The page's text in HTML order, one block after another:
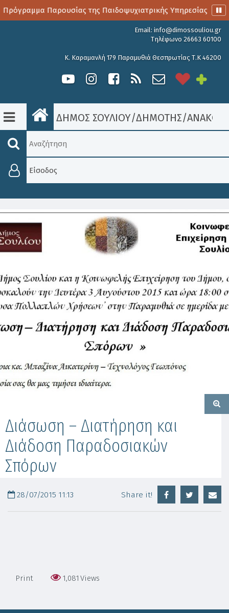
Παρουσίας της Παιδοψυχιατρικής Υπηρεσίας
Email: info@dimossouliou.gr
Τηλέφωνο 26663 60100
Κ. Καραμανλή 179 Παραμυθιά Θεσπρωτίας Τ.Κ 46200
ΔΗΜΟΣ ΣΟΥΛΙΟΥ/ΔΗΜΟΤΗΣ/
Είσοδος
Διάσωση – Διατήρηση και
Διάδοση Παραδοσιακών
Σπόρων
28/07/2015 11:13 Share it!
Print 1,081 Views